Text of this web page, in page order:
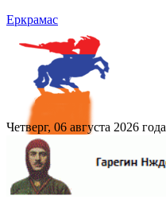
Еркрамас
Четверг, 06 августа 2026 года